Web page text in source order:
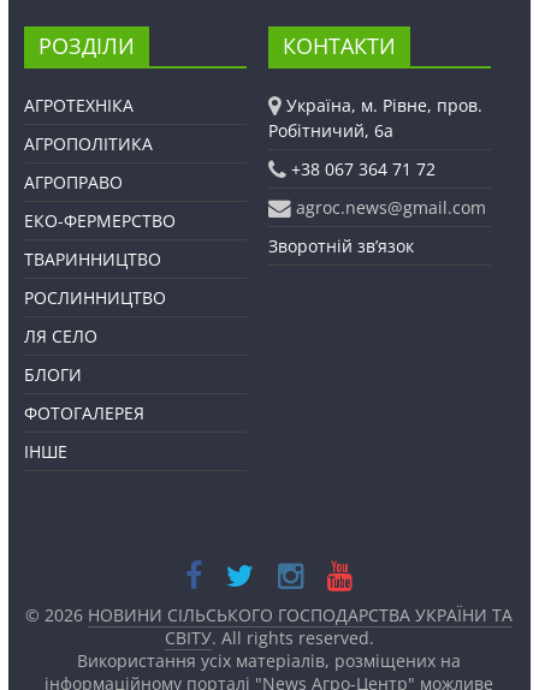
РОЗДІЛИ
АГРОТЕХНІКА
АГРОПОЛІТИКА
АГРОПРАВО
ЕКО-ФЕРМЕРСТВО
ТВАРИННИЦТВО
РОСЛИННИЦТВО
ЛЯ СЕЛО
БЛОГИ
ФОТОГАЛЕРЕЯ
ІНШЕ
КОНТАКТИ
Україна, м. Рівне, пров.
Робітничий, 6а
+38 067 364 71 72
agroc.news@gmail.com
Зворотній зв’язок
© 2026 НОВИНИ СІЛЬСЬКОГО ГОСПОДАРСТВА УКРАЇНИ ТА
СВІТУ. All rights reserved.
Використання усіх матеріалів, розміщених на
інформаційному порталі "News Агро-Центр" можливе